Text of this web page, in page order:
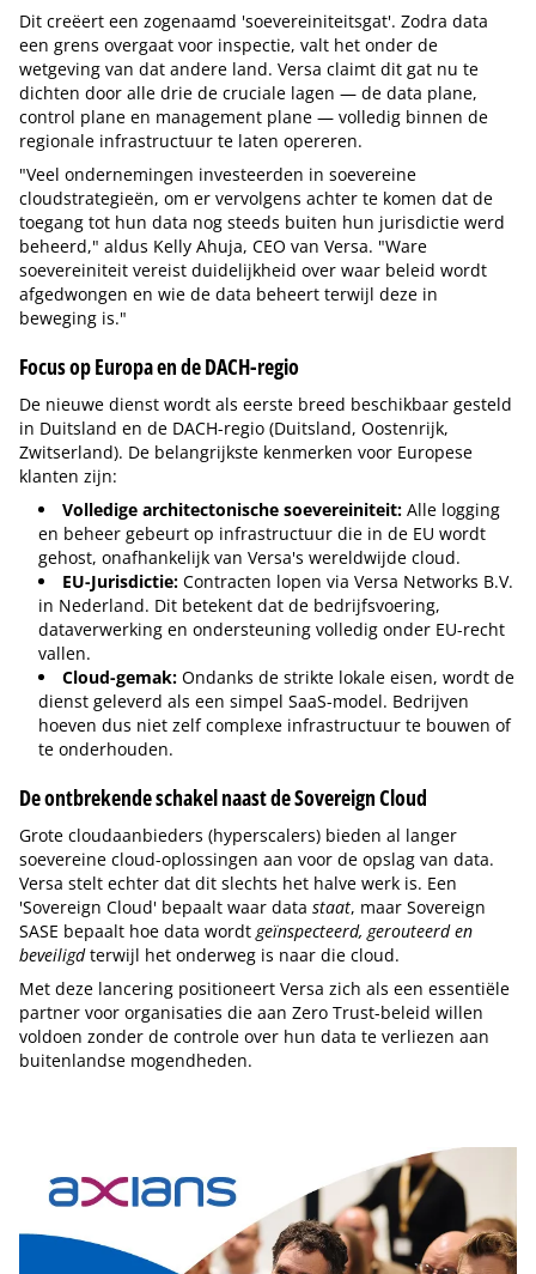
Dit creëert een zogenaamd 'soevereiniteitsgat'. Zodra data
een grens overgaat voor inspectie, valt het onder de
wetgeving van dat andere land. Versa claimt dit gat nu te
dichten door alle drie de cruciale lagen — de data plane,
control plane en management plane — volledig binnen de
regionale infrastructuur te laten opereren.
"Veel ondernemingen investeerden in soevereine
cloudstrategieën, om er vervolgens achter te komen dat de
toegang tot hun data nog steeds buiten hun jurisdictie werd
beheerd," aldus Kelly Ahuja, CEO van Versa. "Ware
soevereiniteit vereist duidelijkheid over waar beleid wordt
afgedwongen en wie de data beheert terwijl deze in
beweging is."
Focus op Europa en de DACH-regio
De nieuwe dienst wordt als eerste breed beschikbaar gesteld
in Duitsland en de DACH-regio (Duitsland, Oostenrijk,
Zwitserland). De belangrijkste kenmerken voor Europese
klanten zijn:
Volledige architectonische soevereiniteit: Alle logging
en beheer gebeurt op infrastructuur die in de EU wordt
gehost, onafhankelijk van Versa's wereldwijde cloud.
EU-Jurisdictie: Contracten lopen via Versa Networks B.V.
in Nederland. Dit betekent dat de bedrijfsvoering,
dataverwerking en ondersteuning volledig onder EU-recht
vallen.
Cloud-gemak: Ondanks de strikte lokale eisen, wordt de
dienst geleverd als een simpel SaaS-model. Bedrijven
hoeven dus niet zelf complexe infrastructuur te bouwen of
te onderhouden.
De ontbrekende schakel naast de Sovereign Cloud
Grote cloudaanbieders (hyperscalers) bieden al langer
soevereine cloud-oplossingen aan voor de opslag van data.
Versa stelt echter dat dit slechts het halve werk is. Een
'Sovereign Cloud' bepaalt waar data staat, maar Sovereign
SASE bepaalt hoe data wordt geïnspecteerd, gerouteerd en
beveiligdterwijl het onderweg is naar die cloud.
Met deze lancering positioneert Versa zich als een essentiële
partner voor organisaties die aan Zero Trust-beleid willen
voldoen zonder de controle over hun data te verliezen aan
buitenlandse mogendheden.